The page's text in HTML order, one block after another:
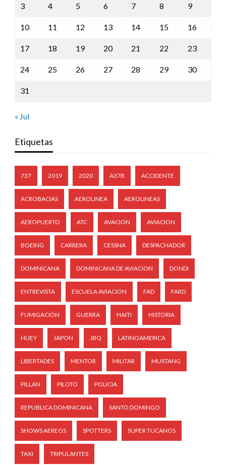
3 4 5 6 7 8 9
10 11 12 13 14 15 16
17 18 19 20 21 22 23
24 25 26 27 28 29 30
31
« Jul
Etiquetas
737 2019 2020 A37B ACCIDENTE
ACROBACIAS AEROLINEA AEROLINEAS
AEROPUERTO ATC AVACION AVIACION
BOEING CARRERA CESSNA DESPACHADOR
DOMINICANA DOMINICANA DE AVIACION DONDI
ENTREVISTA ESCUELA AVIACION FAD FARD
FUMIGACIÓN GUERRA HAITI HISTORIA
HUEY JAPON JBQ LATINOAMERICA
LIBERTADES MENTOR MILITAR MUSTANG
PILLAN PILOTO POLICIA
REPUBLICA DOMINICANA SANTO DOMINGO
SHOWS AEREOS SPOTTERS SUPER TUCANOS
TAXI TRIPULANTES